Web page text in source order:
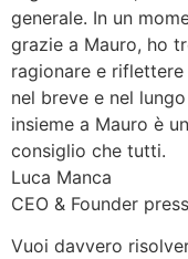
generale. In un
grazie a Mauro, ho
ragionare e
nel breve e nel
insieme a Mauro è
consiglio che tutti.
Luca Manca
CEO & Founder
Vuoi davvero